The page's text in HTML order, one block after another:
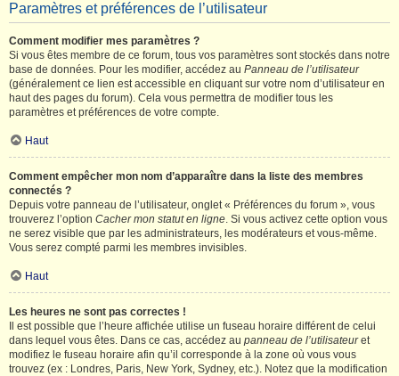
Paramètres et préférences de l’utilisateur
Comment modifier mes paramètres ?
Si vous êtes membre de ce forum, tous vos paramètres sont stockés dans notre
base de données. Pour les modifier, accédez au Panneau de l’utilisateur
(généralement ce lien est accessible en cliquant sur votre nom d’utilisateur en
haut des pages du forum). Cela vous permettra de modifier tous les
paramètres et préférences de votre compte.
Haut
Comment empêcher mon nom d’apparaître dans la liste des membres
connectés ?
Depuis votre panneau de l’utilisateur, onglet « Préférences du forum », vous
trouverez l’option Cacher mon statut en ligne. Si vous activez cette option vous
ne serez visible que par les administrateurs, les modérateurs et vous-même.
Vous serez compté parmi les membres invisibles.
Haut
Les heures ne sont pas correctes !
Il est possible que l’heure affichée utilise un fuseau horaire différent de celui
dans lequel vous êtes. Dans ce cas, accédez au panneau de l’utilisateuret
modifiez le fuseau horaire afin qu’il corresponde à la zone où vous vous
trouvez (ex : Londres, Paris, New York, Sydney, etc.). Notez que la modification